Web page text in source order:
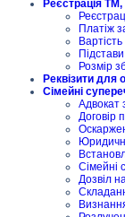
Реєстрація ТМ,
Платіж
Розмір
Реквізити для
Сімейні
Адвокат
Договір
Сімейні
Дозвіл